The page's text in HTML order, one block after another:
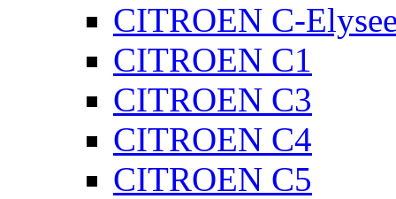
CITROEN C-
CITROEN C1
CITROEN C3
CITROEN C4
CITROEN C5